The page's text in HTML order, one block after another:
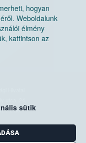
hogyan
Weboldalunk
élmény
kattintson az
sütik
Hivatal
Pf. 30.